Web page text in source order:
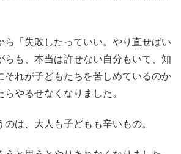
ら「失敗したっていい。やり直せばい
らも、本当は許せない自分もいて、知
それが子どもたちを苦しめているのか
らやるせなくなりました。
は、大人も子どもも辛いもの。